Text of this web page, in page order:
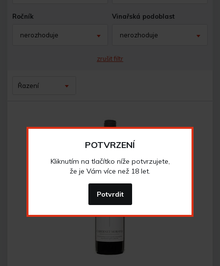
Ročník
nerozhoduje
Vinařská podoblast
nerozhoduje
zrušit filtr
Řazení
POTVRZENÍ
Kliknutím na tlačítko níže potvrzujete,
že je Vám více než 18 let.
Potvrdit